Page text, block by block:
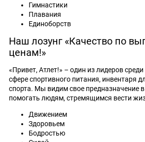
Гимнастики
Плавания
Единоборств
Наш лозунг «Качество по
ценам!»
«Привет, Атлет!» – один из лидеров
сфере спортивного питания, инвентаря
спорта. Мы видим свое предназначение
помогать людям, стремящимся вести
Движением
Здоровьем
Бодростью